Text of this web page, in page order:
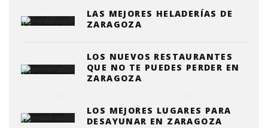
LAS MEJORES HELADERÍAS DE
ZARAGOZA
LOS NUEVOS RESTAURANTES
QUE NO TE PUEDES PERDER EN
ZARAGOZA
LOS MEJORES LUGARES PARA
DESAYUNAR EN ZARAGOZA